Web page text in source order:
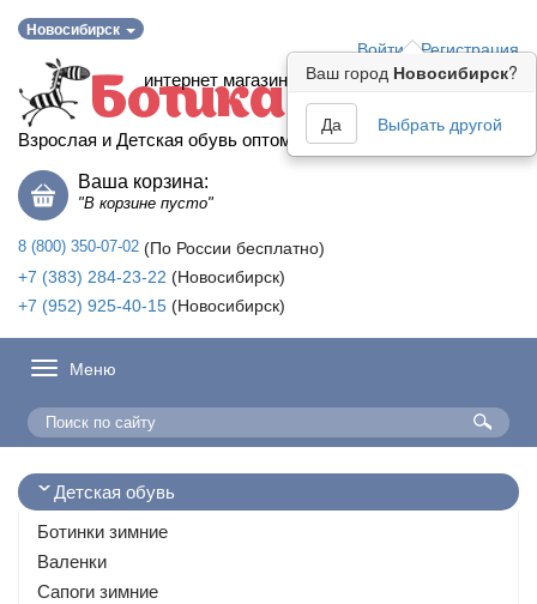
Новосибирск
Ваш город Новосибирск?
Да Выбрать другой
Войти Регистрация
интернет магазин
Ботика
Взрослая и Детская обувь оптом
Ваша корзина:
"В корзине пусто"
8 (800) 350-07-02 (По России бесплатно)
+7 (383) 284-23-22 (Новосибирск)
+7 (952) 925-40-15 (Новосибирск)
Меню
Детская обувь
Ботинки зимние
Валенки
Сапоги зимние